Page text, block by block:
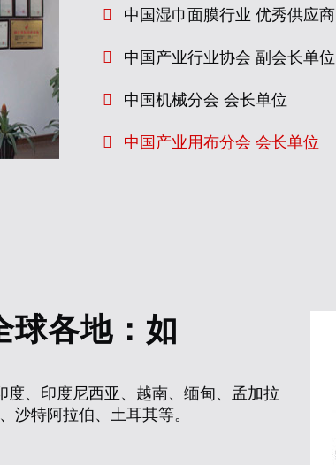
中国湿巾面膜行业 优秀供应商
中国产业行业协会 副会长单位
中国机械分会 会长单位
中国产业用布分会 会长单位
球各地：如
、印度尼西亚、越南、缅甸、孟加拉
沙特阿拉伯、土耳其等。